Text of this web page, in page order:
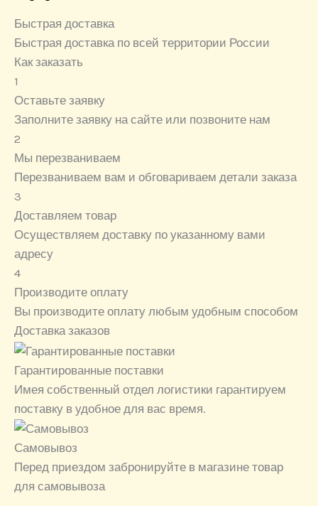
Быстрая доставка
Быстрая доставка по всей территории России
Как заказать
1
Оставьте заявку
Заполните заявку на сайте или позвоните нам
2
Мы перезваниваем
Перезваниваем вам и обговариваем детали заказа
3
Доставляем товар
Осуществляем доставку по указанному вами
адресу
4
Производите оплату
Вы производите оплату любым удобным способом
Доставка заказов
Гарантированные поставки
Имея собственный отдел логистики гарантируем
поставку в удобное для вас время.
Самовывоз
Перед приездом забронируйте в магазине товар
для самовывоза